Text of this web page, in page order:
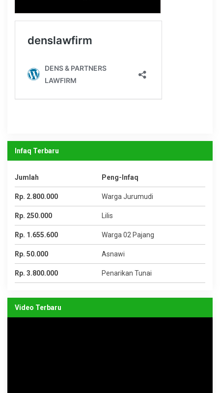
Infaq Terbaru
Jumlah Peng-Infaq
Rp. 2.800.000 Warga Jurumudi
Rp. 250.000 Lilis
Rp. 1.655.600 Warga 02 Pajang
Rp. 50.000 Asnawi
Rp. 3.800.000 Penarikan Tunai
Video Terbaru